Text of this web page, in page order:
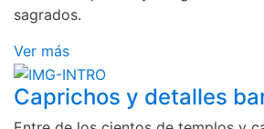
sagrados.
Ver más
Caprichos y detalles